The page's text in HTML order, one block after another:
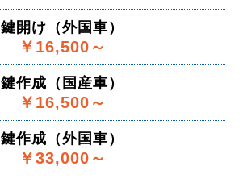
鍵開け（外国車）
￥16,500～
鍵作成（国産車）
￥16,500～
鍵作成（外国車）
￥33,000～